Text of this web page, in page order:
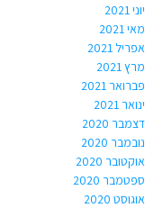
יוני 2021
מאי 2021
אפריל 2021
מרץ 2021
פברואר 2021
ינואר 2021
דצמבר 2020
נובמבר 2020
אוקטובר 2020
ספטמבר 2020
אוגוסט 2020